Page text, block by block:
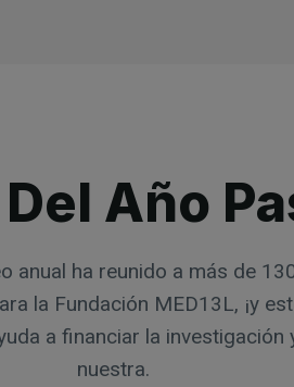
Año
anual ha reunido a más de
la Fundación MED13L, ¡y
a financiar la
nuestra.